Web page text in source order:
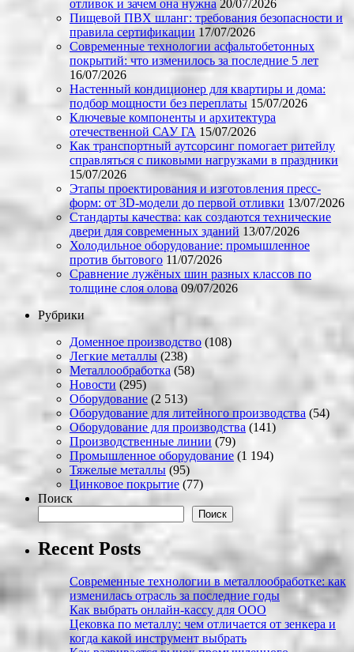
отливок и зачем она нужна 20/07/2026
Пищевой ПВХ шланг: требования безопасности и
правила сертификации 17/07/2026
Современные технологии асфальтобетонных
покрытий: что изменилось за последние 5 лет
16/07/2026
Настенный кондиционер для квартиры и дома:
подбор мощности без переплаты 15/07/2026
Ключевые компоненты и архитектура
отечественной САУ ГА 15/07/2026
Как транспортный аутсорсинг помогает ритейлу
справляться с пиковыми нагрузками в праздники
15/07/2026
Этапы проектирования и изготовления пресс-
форм: от 3D-модели до первой отливки 13/07/2026
Стандарты качества: как создаются технические
двери для современных зданий 13/07/2026
Холодильное оборудование: промышленное
против бытового 11/07/2026
Сравнение лужёных шин разных классов по
толщине слоя олова 09/07/2026
Рубрики
Доменное производство (108)
Легкие металлы (238)
Металлообработка (58)
Новости (295)
Оборудование (2 513)
Оборудование для литейного производства (54)
Оборудование для производства (141)
Производственные линии (79)
Промышленное оборудование (1 194)
Тяжелые металлы (95)
Цинковое покрытие (77)
Поиск
Поиск
Recent Posts
Современные технологии в металлообработке: как
изменилась отрасль за последние годы
Как выбрать онлайн-кассу для ООО
Цековка по металлу: чем отличается от зенкера и
когда какой инструмент выбрать